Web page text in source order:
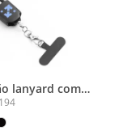
lanyard com
incluso,
e diversos
ABS reciclado